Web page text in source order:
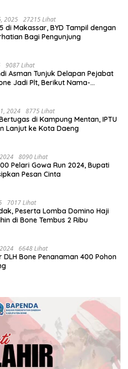
2025 27215 Lihat
di Makassar, BYD Tampil dengan
Bagi Pengunjung
9087 Lihat
Asman Tunjuk Delapan Pejabat
Jadi Plt, Berikut Nama-
2024 8775 Lihat
di Kampung Mentan, IPTU
Lanjut ke Kota Daeng
8090 Lihat
Pelari Gowa Run 2024, Bupati
Pesan Cinta
7017 Lihat
Peserta Lomba Domino Haji
di Bone Tembus 2 Ribu
6648 Lihat
DLH Bone Penanaman 400 Pohon